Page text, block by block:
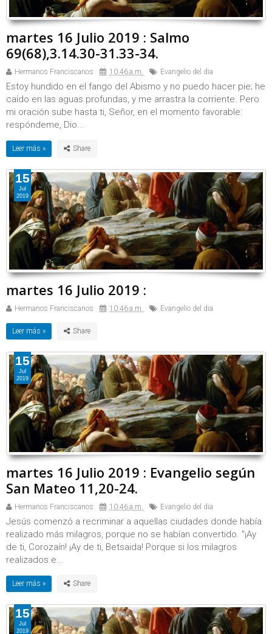
martes 16 Julio 2019 : Salmo
69(68),3.14.30-31.33-34.
Hermanos Franciscanos 10:46 a.m. Evangelio del dia
Estoy hundido en el fango del Abismo y no puedo hacer pie; he
caído en las aguas profundas, y me arrastra la corriente. Pero
mi oración sube hasta ti, Señor, en el momento favorable:
respóndeme, Dio...
Leer más »
martes 16 Julio 2019 :
Hermanos Franciscanos 10:46 a.m. Evangelio del dia
Leer más »
15
Jul
2019
martes 16 Julio 2019 : Evangelio según
San Mateo 11,20-24.
Hermanos Franciscanos 10:46 a.m. Evangelio del dia
Jesús comenzó a recriminar a aquellas ciudades donde había
realizado más milagros, porque no se habían convertido. "¡Ay
de ti, Corozaín! ¡Ay de ti, Betsaida! Porque si los milagros
realizados e...
Leer más »
15
Jul
2019
15
Jul
2019